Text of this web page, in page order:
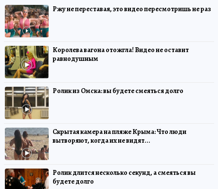
Ржу не переставая, это видео пересмотришь не раз
Королева вагона отожгла! Видео не оставит
равнодушным
Ролик из Омска: вы будете смеяться долго
Скрытая камера на пляже Крыма: Что люди
вытворяют, когда их не видят...
Ролик длится несколько секунд, а смеяться вы
будете долго